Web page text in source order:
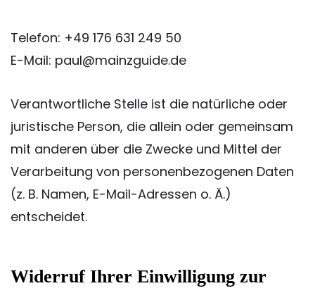
Telefon: +49 176 631 249 50
E-Mail: paul@mainzguide.de
Verantwortliche Stelle ist die natürliche oder
juristische Person, die allein oder gemeinsam
mit anderen über die Zwecke und Mittel der
Verarbeitung von personenbezogenen Daten
(z. B. Namen, E-Mail-Adressen o. Ä.)
entscheidet.
Widerruf Ihrer Einwilligung zur